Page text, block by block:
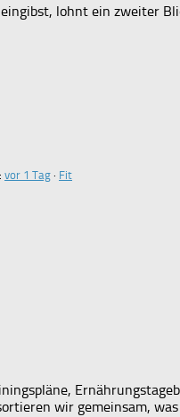
lohnt ein zweiter
vor 1 Tag · Fit
wir gemeinsam,